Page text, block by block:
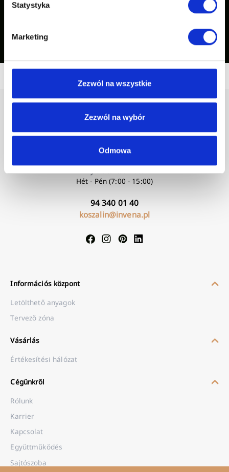
Statystyka
Marketing
Zezwól na wszystkie
Zezwól na wybór
Odmowa
Nyitvatartási idő:
Hét - Pén (7:00 - 15:00)
94 340 01 40
koszalin@invena.pl
Információs központ
Letölthető anyagok
Tervező zóna
Vásárlás
Értékesítési hálózat
Cégünkről
Rólunk
Karrier
Kapcsolat
Együttműködés
Sajtószoba